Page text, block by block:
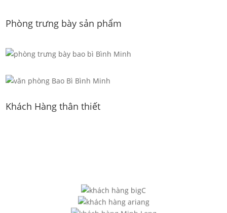
Phòng trưng bày sản phẩm
Khách Hàng thân thiết